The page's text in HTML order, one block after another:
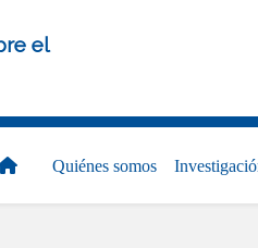
el
Quiénes somos